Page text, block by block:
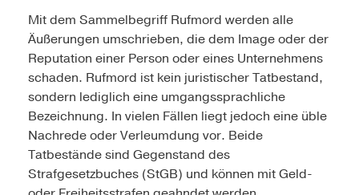
Mit dem Sammelbegriff Rufmord werden alle
Äußerungen umschrieben, die dem Image oder der
Reputation einer Person oder eines Unternehmens
schaden. Rufmord ist kein juristischer Tatbestand,
sondern lediglich eine umgangssprachliche
Bezeichnung. In vielen Fällen liegt jedoch eine üble
Nachrede oder Verleumdung vor. Beide
Tatbestände sind Gegenstand des
Strafgesetzbuches (StGB) und können mit Geld-